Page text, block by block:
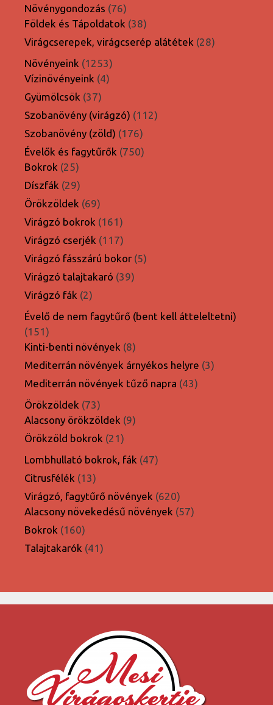
termék
Növénygondozás 7676
termék
Földek és Tápoldatok 3838
termék
Virágcserepek, virágcserép alátétek 2828
Növényeink 12531253
termék
Vízinövényeink 44
Gyümölcsök 3737
termék
Szobanövény (virágzó) 112112
Szobanövény (zöld) 176176
termék
Évelők és fagytűrők 750750
Bokrok 2525
termék
Díszfák 2929
termék
Örökzöldek 6969
termék
Virágzó bokrok 161161
termék
Virágzó cserjék 117117
termék
Virágzó fásszárú bokor 55
Virágzó talajtakaró 3939
Virágzó fák 22
termék
Évelő de nem fagytűrő (bent kell átteleltetni)
151151
termék
Kinti-benti növények 88
termék
Mediterrán növények árnyékos helyre 33
Mediterrán növények tűző napra 4343
Örökzöldek 7373
termék
Alacsony örökzöldek 99
Örökzöld bokrok 2121
termék
Lombhullató bokrok, fák 4747
Citrusfélék 1313
termék
Virágzó, fagytűrő növények 620620
termék
Alacsony növekedésű növények 5757
Bokrok 160160
termék
Talajtakarók 4141